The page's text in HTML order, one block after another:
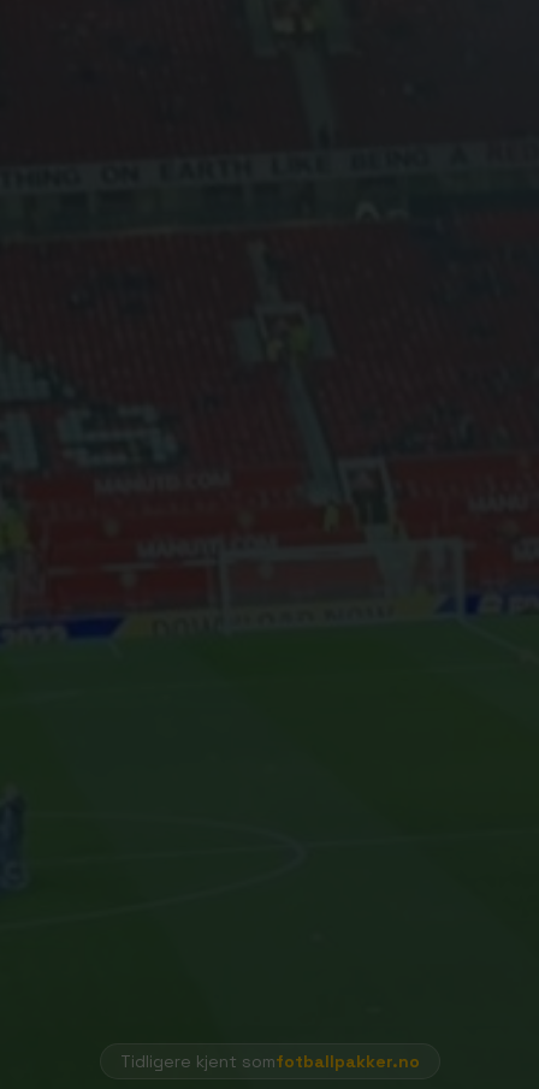
Tidligere kjent somfotballpakker.no